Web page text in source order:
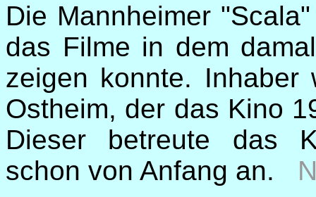
Die Mannheimer
das Filme in dem
zeigen konnte.
Ostheim, der das Kino
Dieser betreute das
schon von Anfang an.